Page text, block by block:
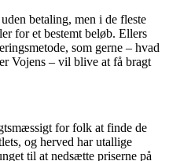
betaling, men i de fleste
for et bestemt beløb. Ellers
som gerne – hvad
Vojens – vil blive at få bragt
for folk at finde de
og herved har utallige
til at nedsætte priserne på